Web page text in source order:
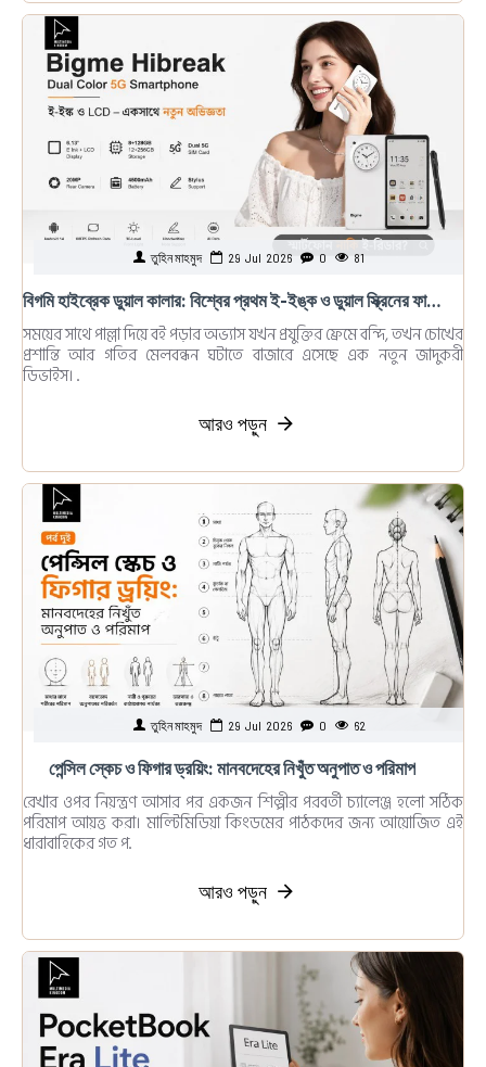
তুহিন মাহমুদ 29 Jul 2026 0 81
বিগমি হাইব্রেক ডুয়াল কালার: বিশ্বের প্রথম ই-ইঙ্ক ও ডুয়াল স্ক্রিনের ফাইভজি স্মার্টফোন
সময়ের সাথে পাল্লা দিয়ে বই পড়ার অভ্যাস যখন প্রযুক্তির ফ্রেমে বন্দি, তখন চোখের
প্রশান্তি আর গতির মেলবন্ধন ঘটাতে বাজারে এসেছে এক নতুন জাদুকরী
ডিভাইস। ..
আরও পড়ুন
তুহিন মাহমুদ 29 Jul 2026 0 62
পেন্সিল স্কেচ ও ফিগার ড্রয়িং: মানবদেহের নিখুঁত অনুপাত ও পরিমাপ
রেখার ওপর নিয়ন্ত্রণ আসার পর একজন শিল্পীর পরবর্তী চ্যালেঞ্জ হলো সঠিক
পরিমাপ আয়ত্ত করা। মাল্টিমিডিয়া কিংডমের পাঠকদের জন্য আয়োজিত এই
ধারাবাহিকের গত প..
আরও পড়ুন